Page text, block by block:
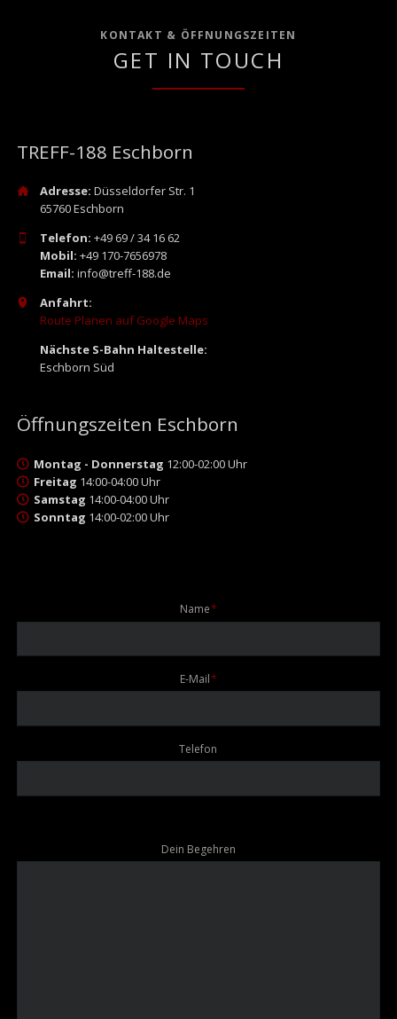
KONTAKT & ÖFFNUNGSZEITEN
GET IN TOUCH
TREFF-188 Eschborn
Adresse: Düsseldorfer Str. 1
65760 Eschborn
Telefon: +49 69 / 34 16 62
Mobil: +49 170-7656978
Email: info@treff-188.de
Anfahrt:
Route Planen auf Google Maps
Nächste S-Bahn Haltestelle:
Eschborn Süd
Öffnungszeiten Eschborn
Montag - Donnerstag 12:00-02:00 Uhr
Freitag 14:00-04:00 Uhr
Samstag 14:00-04:00 Uhr
Sonntag 14:00-02:00 Uhr
Pflichtfeld
Name*
Pflichtfeld
E-Mail*
Telefon
Dein Begehren